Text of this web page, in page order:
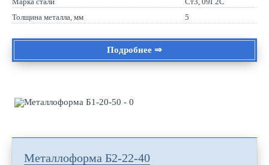
Толщина металла, мм
5
Подробнее ⇒
Металлоформа Б2-22-40